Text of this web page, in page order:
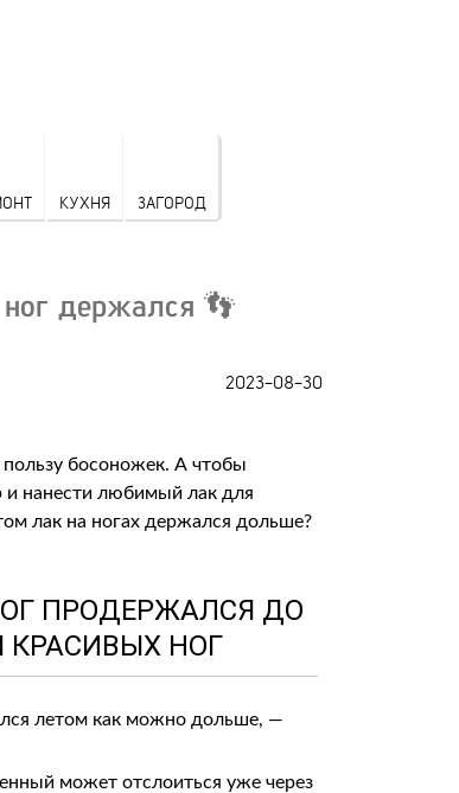
КУХНЯ ЗАГОРОД
держался 👣
2023-08-30
босоножек. А чтобы
и нанести любимый лак для
лак на ногах держался дольше?
ПРОДЕРЖАЛСЯ ДО
КРАСИВЫХ НОГ
летом как можно дольше, —
может отслоиться уже через